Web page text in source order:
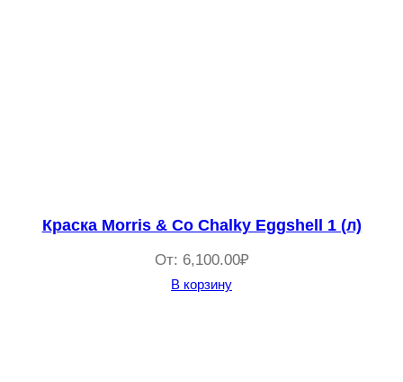
Краска Morris & Co Chalky Eggshell 1 (л)
От: 6,100.00₽
В корзину